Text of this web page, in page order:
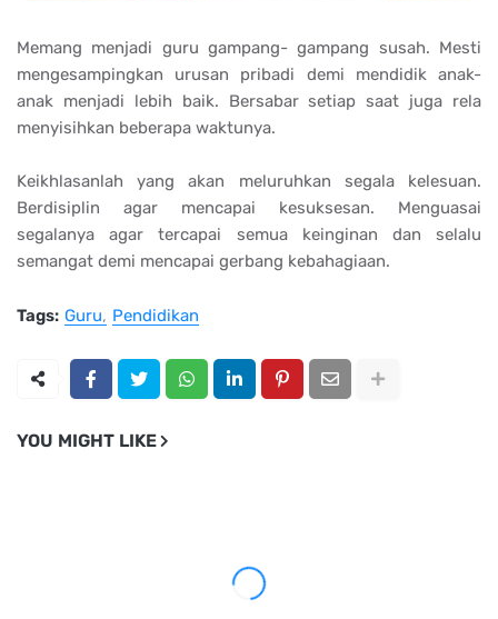
Memang menjadi guru gampang- gampang susah. Mesti
mengesampingkan urusan pribadi demi mendidik anak-
anak menjadi lebih baik. Bersabar setiap saat juga rela
menyisihkan beberapa waktunya.
Keikhlasanlah yang akan meluruhkan segala kelesuan.
Berdisiplin agar mencapai kesuksesan. Menguasai
segalanya agar tercapai semua keinginan dan selalu
semangat demi mencapai gerbang kebahagiaan.
Tags: Guru Pendidikan
YOU MIGHT LIKE